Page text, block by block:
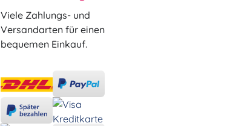
Viele Zahlungs- und
Versandarten für einen
bequemen Einkauf.